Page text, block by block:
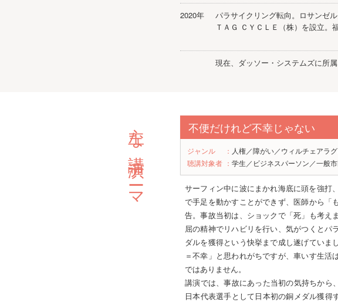
2020年
パラサイクリング転向。ロサンゼ
ＴＡＧ ＣＹＣＬＥ（株）を設立。
現在、ダッソー・システムズに所属
主な講演テーマ 不便だけれど不幸じゃない
ジャンル ： 人権／障がい／ウィルチェアラ
聴講対象者 ： 学生／ビジネスパーソン／一般
サーフィン中に波にまかれ海底に頭を強打
で手足を動かすことができず、医師から「
告。事故当初は、ショックで「死」も考え
屈の精神でリハビリを行い、気がつくとパ
ダルを獲得という快挙まで成し遂げていま
＝不幸」と思われがちですが、車いす生活
ではありません。
講演では、事故にあった当初の気持ちから
日本代表選手として日本初の銅メダル獲